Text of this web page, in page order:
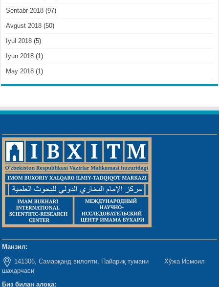
Sentabr 2018 (97)
Avgust 2018 (50)
Iyul 2018 (5)
Iyun 2018 (1)
May 2018 (1)
Манзил:
141306, Самарқанд вилояти, Пайариқ тумани Хўжа Исмоил
шаҳарчаси
Биз билан алоқа: